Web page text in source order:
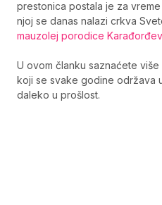
prestonica postala je za
njoj se danas nalazi crkva
mauzolej porodice
U ovom članku saznaćete
koji se svake godine održava
daleko u prošlost.